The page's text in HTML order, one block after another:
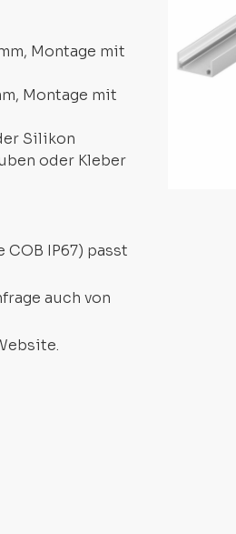
Montage mit
Montage mit
Silikon
oder Kleber
IP67) passt
auch von